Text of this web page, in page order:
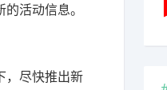
活动信息。
，尽快推出新